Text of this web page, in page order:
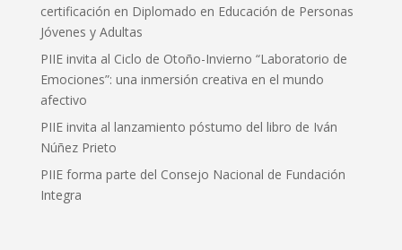
certificación en Diplomado en Educación de Personas
Jóvenes y Adultas
PIIE invita al Ciclo de Otoño-Invierno “Laboratorio de
Emociones”: una inmersión creativa en el mundo
afectivo
PIIE invita al lanzamiento póstumo del libro de Iván
Núñez Prieto
PIIE forma parte del Consejo Nacional de Fundación
Integra